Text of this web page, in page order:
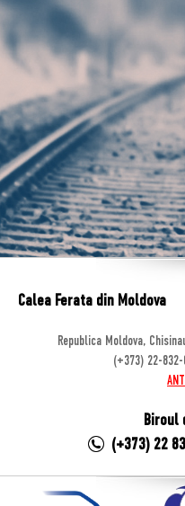
Calea Ferata din Moldova
Republica Moldova,
(+373) 22-
Biroul
(+373) 22